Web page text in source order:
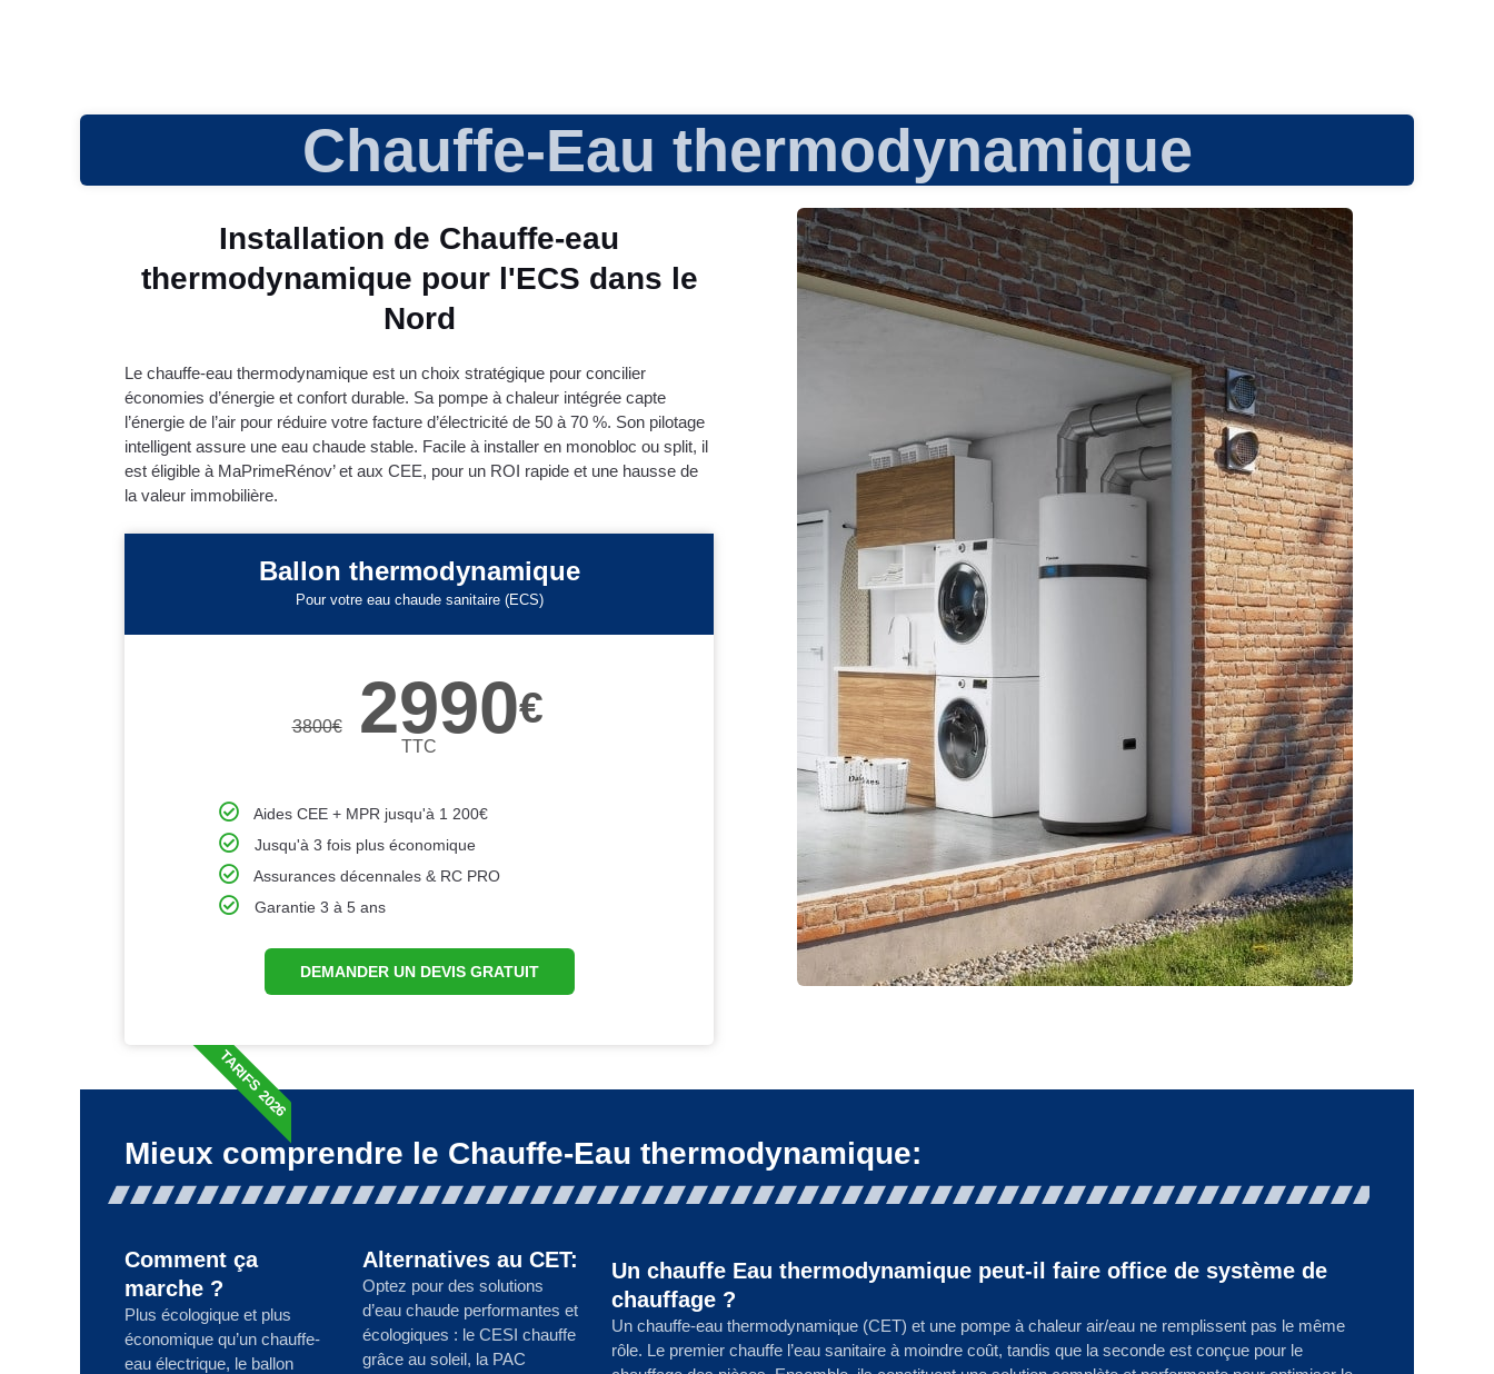
Chauffe-Eau thermodynamique
Installation de Chauffe-eau
thermodynamique pour l'ECS dans le
Nord​
Le chauffe-eau thermodynamique est un choix stratégique pour concilier
économies d’énergie et confort durable. Sa pompe à chaleur intégrée capte
l’énergie de l’air pour réduire votre facture d’électricité de 50 à 70 %. Son pilotage
intelligent assure une eau chaude stable. Facile à installer en monobloc ou split, il
est éligible à MaPrimeRénov’ et aux CEE, pour un ROI rapide et une hausse de
la valeur immobilière.
Ballon thermodynamique
Pour votre eau chaude sanitaire (ECS)
3800€ 2990€
TTC
Aides CEE + MPR jusqu'à 1 200€
Jusqu'à 3 fois plus économique
Assurances décennales & RC PRO
Garantie 3 à 5 ans
DEMANDER UN DEVIS GRATUIT
TARIFS 2026
Mieux comprendre le Chauffe-Eau thermodynamique:
Comment ça
marche ?
Plus écologique et plus
économique qu’un chauffe-
eau électrique, le ballon
Alternatives au CET:
Optez pour des solutions
d’eau chaude performantes et
écologiques : le CESI chauffe
grâce au soleil, la PAC
Un chauffe Eau thermodynamique peut-il faire office de système de
chauffage ?
Un chauffe-eau thermodynamique (CET) et une pompe à chaleur air/eau ne remplissent pas le même
rôle. Le premier chauffe l’eau sanitaire à moindre coût, tandis que la seconde est conçue pour le